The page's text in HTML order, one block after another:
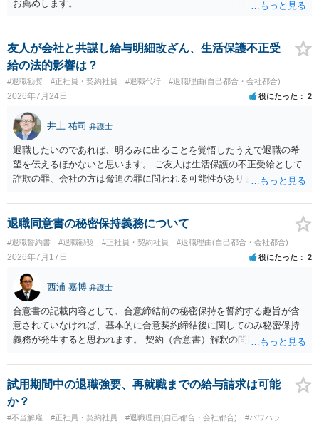
お薦めします。
友人が会社と共謀し給与明細改ざん、生活保護不正受
給の法的影響は？
#退職勧奨 #正社員・契約社員 #退職代行 #退職理由(自己都合・会社都合)
2026年7月24日 役にたった 2
井上 祐司 弁護士
退職したいのであれば、明るみに出ることを覚悟したうえで退職の希
望を伝えるほかないと思います。 ご友人は生活保護の不正受給として
詐欺の罪、会社の方は脅迫の罪に問われる可能性がありますが、感覚
うかはケースバイケースです。
退職同意書の秘密保持義務について
#退職誓約書 #退職勧奨 #正社員・契約社員 #退職理由(自己都合・会社都合)
2026年7月17日 役にたった 2
西浦 嘉博 弁護士
合意書の記載内容として、合意締結前の秘密保持を誓約する趣旨が含
意されていなければ、基本的に合意契約締結後に関してのみ秘密保持
義務が発生すると思われます。 契約（合意書）解釈の問題ですので、
場合、最寄りの法律事務所で相談されることを検討ください。
試用期間中の退職強要、再就職までの給与請求は可能
か？
#不当解雇 #正社員・契約社員 #退職理由(自己都合・会社都合) #パワハラ